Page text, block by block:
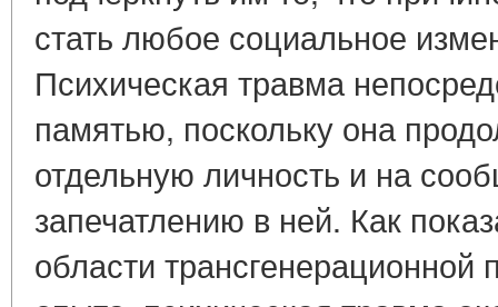
стать любое социальное
Психическая травма
памятью, поскольку она
отдельную личность и на
запечатлению в ней. Как
области трансгенерационной